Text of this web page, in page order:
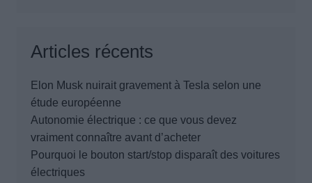
Articles récents
Elon Musk nuirait gravement à Tesla selon une
étude européenne
Autonomie électrique : ce que vous devez
vraiment connaître avant d’acheter
Pourquoi le bouton start/stop disparaît des voitures
électriques